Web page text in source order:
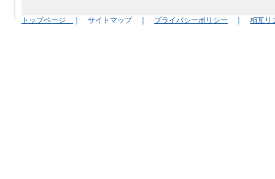
トップページ ｜ サイトマップ ｜ プライバシーポリシー ｜ 相互リ